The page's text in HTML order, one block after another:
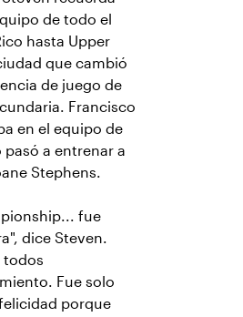
de todo el
hasta Upper
que cambió
de juego de
Francisco
en el equipo de
a entrenar a
Stephens.
fue
dice Steven.
todos
Fue solo
porque